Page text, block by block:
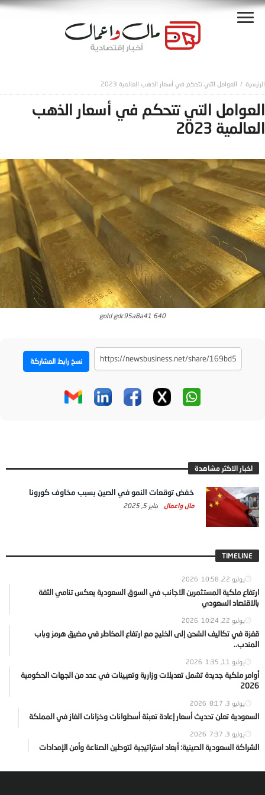
العوامل التي تتحكم في أسعار الذهب العالمية 2023
العوامل التي تتحكم في أسعار الذهب
العالمية 2023
gold gdc95a8a41 640
نسخ رابط المشاركة
اخبار الاكثر مشاهدة
خفض توقعات النمو في الصين بسبب مخاوف كورونا
مال واعمال يناير 5, 2025
TIMELINE
يوليو 22, 2026 10:58
ارتفاع ملكية المستثمرين الاجانب في السوق السعودية يعكس تنامي الثقة
بالاقتصاد السعودي
يوليو 22, 2026 10:24
قفزة في تكاليف الشحن إلى الخليج مع ارتفاع المخاطر في مضيق هرمز وباب
المندب..
يوليو 11, 2026 1:35
أوامر ملكية جديدة تشمل تعديلات وزارية وتعيينات في عدد من الجهات الحكومية
2026
يوليو 3, 2026 8:17
السعودية تعلن تحديث أسعار إعادة تعبئة أسطوانات وخزانات الغاز في المملكة
يوليو 3, 2026 7:37
الشراكة السعودية الصينية: أبعاد استراتيجية لتوطين الصناعة وأمن الإمدادات